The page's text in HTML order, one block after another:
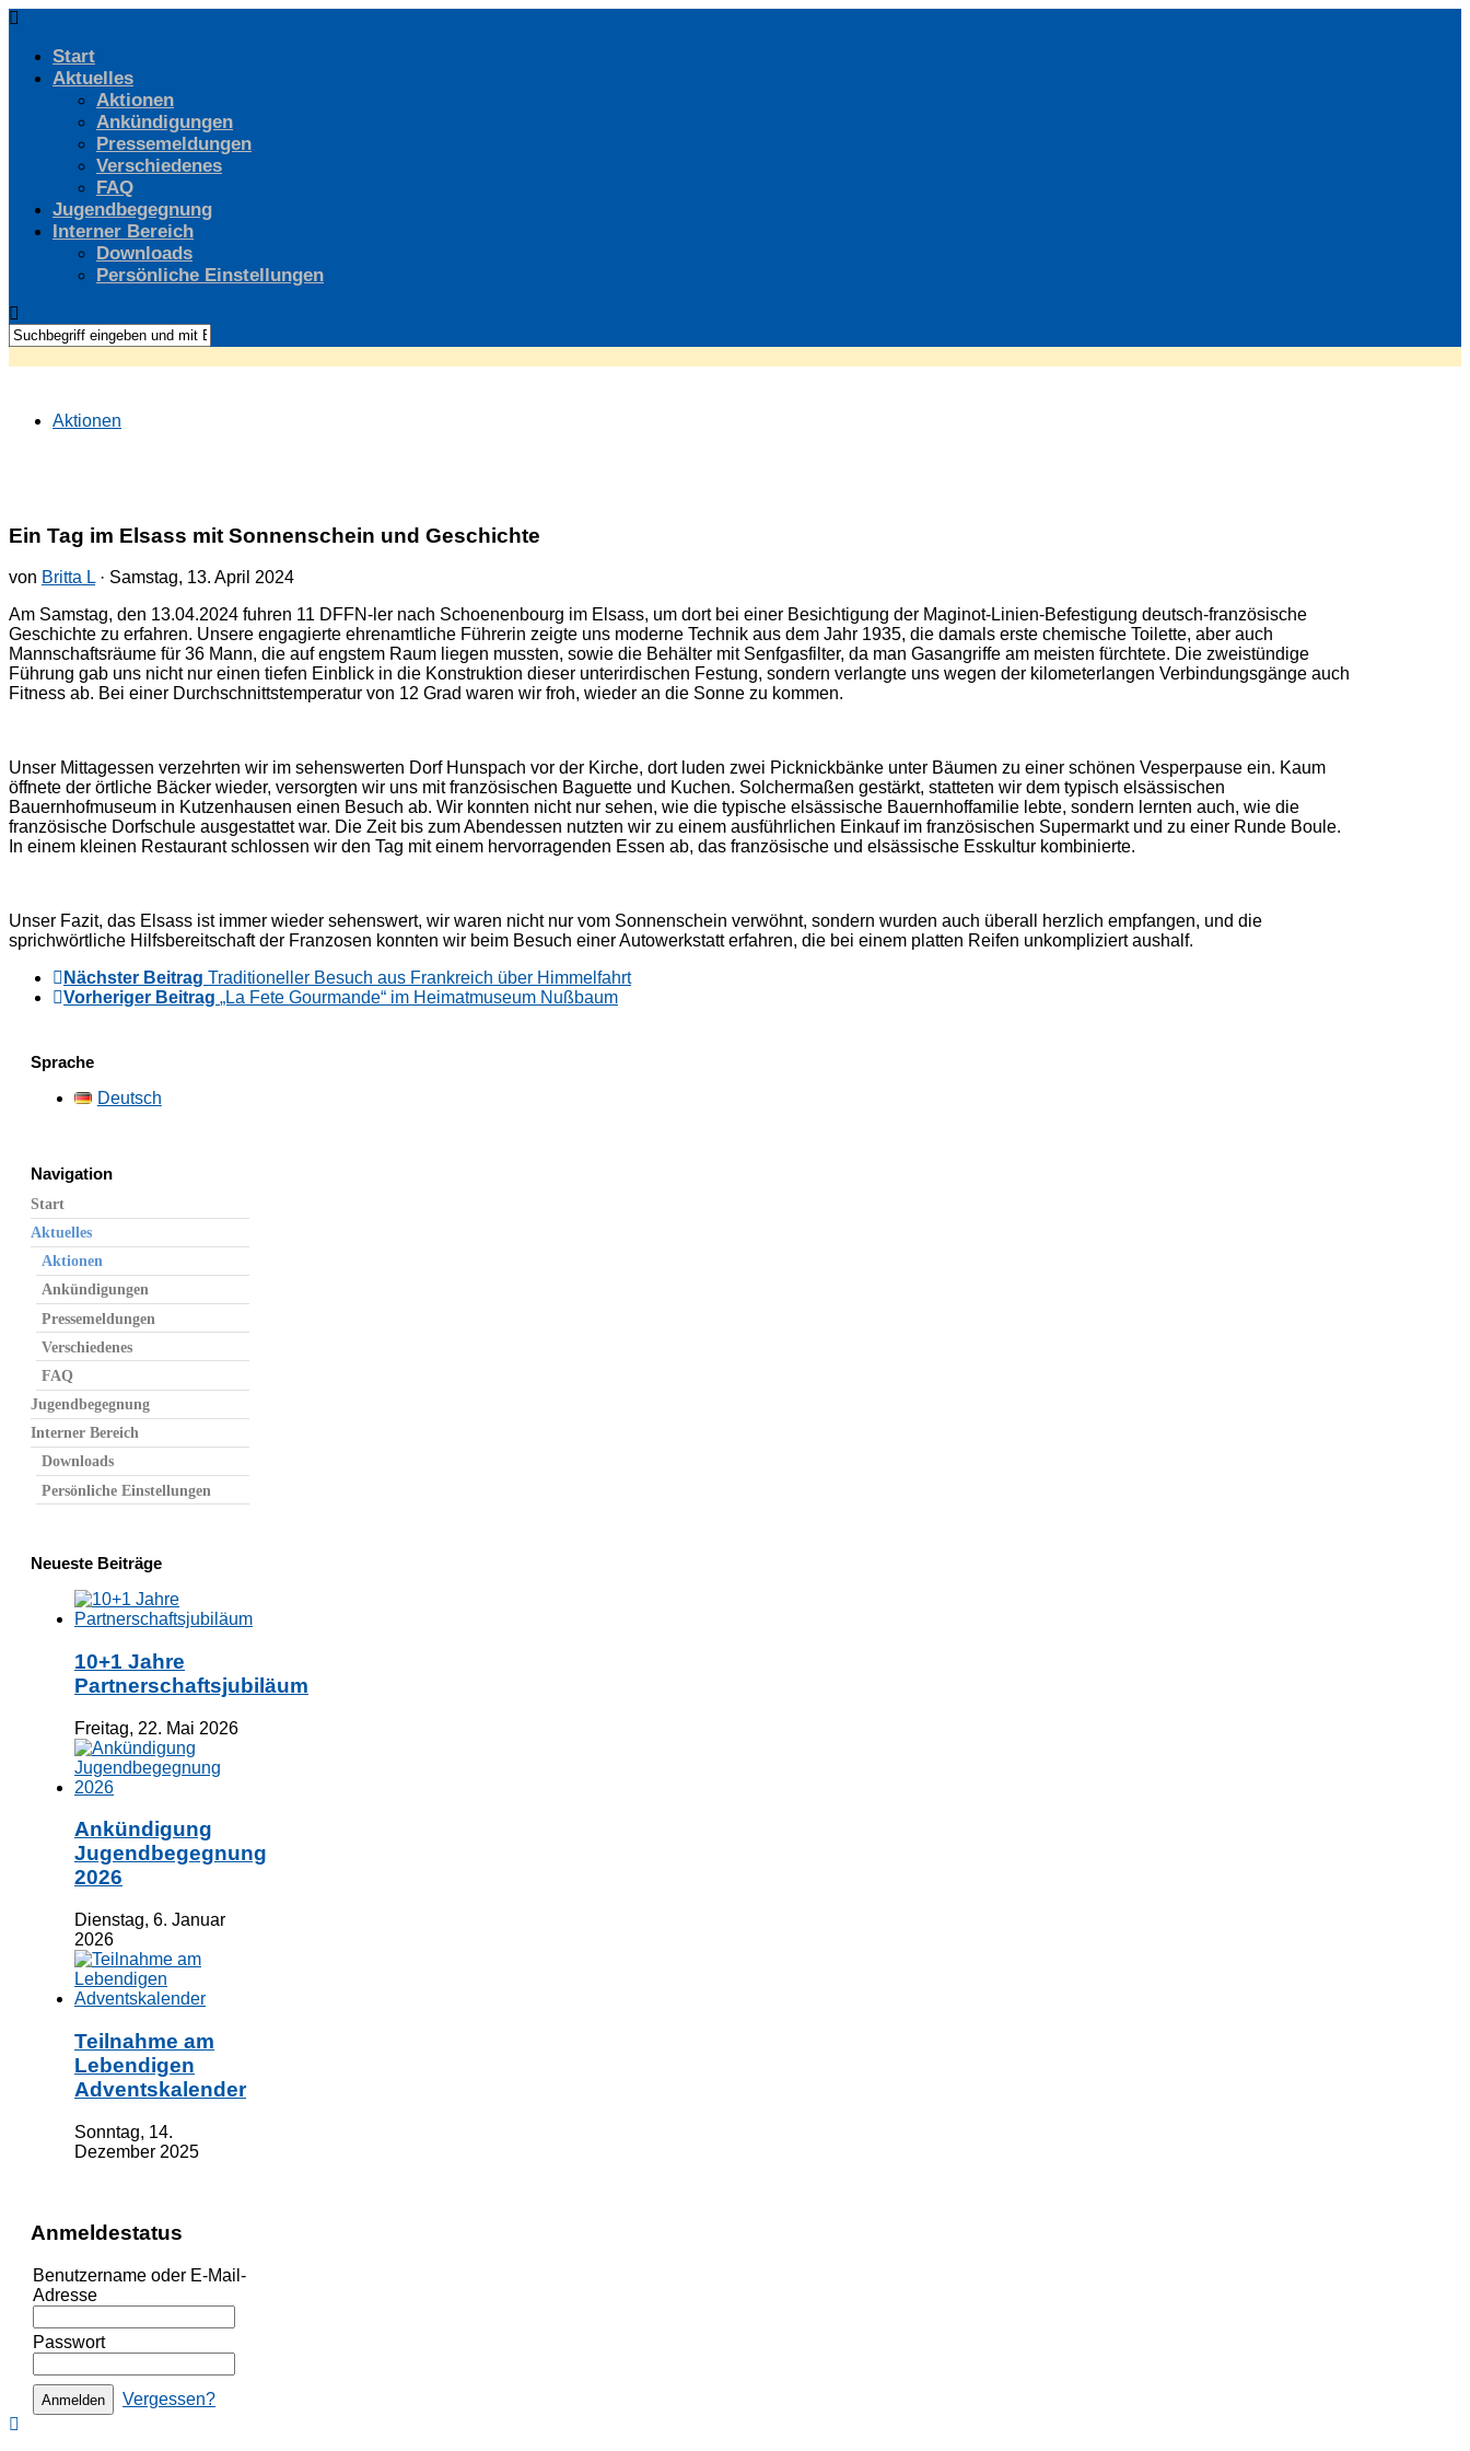
Start
Aktuelles
Aktionen
Ankündigungen
Pressemeldungen
Verschiedenes
FAQ
Jugendbegegnung
Interner Bereich
Downloads
Persönliche Einstellungen
Aktionen
Ein Tag im Elsass mit Sonnenschein und Geschichte
von Britta L· Samstag, 13. April 2024
Am Samstag, den 13.04.2024 fuhren 11 DFFN-ler nach Schoenenbourg im Elsass, um dort bei einer Besichtigung der Maginot-Linien-Befestigung deutsch-französische
Geschichte zu erfahren. Unsere engagierte ehrenamtliche Führerin zeigte uns moderne Technik aus dem Jahr 1935, die damals erste chemische Toilette, aber auch
Mannschaftsräume für 36 Mann, die auf engstem Raum liegen mussten, sowie die Behälter mit Senfgasfilter, da man Gasangriffe am meisten fürchtete. Die zweistündige
Führung gab uns nicht nur einen tiefen Einblick in die Konstruktion dieser unterirdischen Festung, sondern verlangte uns wegen der kilometerlangen Verbindungsgänge auch
Fitness ab. Bei einer Durchschnittstemperatur von 12 Grad waren wir froh, wieder an die Sonne zu kommen.
Unser Mittagessen verzehrten wir im sehenswerten Dorf Hunspach vor der Kirche, dort luden zwei Picknickbänke unter Bäumen zu einer schönen Vesperpause ein. Kaum
öffnete der örtliche Bäcker wieder, versorgten wir uns mit französischen Baguette und Kuchen. Solchermaßen gestärkt, statteten wir dem typisch elsässischen
Bauernhofmuseum in Kutzenhausen einen Besuch ab. Wir konnten nicht nur sehen, wie die typische elsässische Bauernhoffamilie lebte, sondern lernten auch, wie die
französische Dorfschule ausgestattet war. Die Zeit bis zum Abendessen nutzten wir zu einem ausführlichen Einkauf im französischen Supermarkt und zu einer Runde Boule.
In einem kleinen Restaurant schlossen wir den Tag mit einem hervorragenden Essen ab, das französische und elsässische Esskultur kombinierte.
Unser Fazit, das Elsass ist immer wieder sehenswert, wir waren nicht nur vom Sonnenschein verwöhnt, sondern wurden auch überall herzlich empfangen, und die
sprichwörtliche Hilfsbereitschaft der Franzosen konnten wir beim Besuch einer Autowerkstatt erfahren, die bei einem platten Reifen unkompliziert aushalf.
Nächster Beitrag Traditioneller Besuch aus Frankreich über Himmelfahrt
Vorheriger Beitrag „La Fete Gourmande“ im Heimatmuseum Nußbaum
Sprache
Deutsch
Navigation
Start
Aktuelles
Aktionen
Ankündigungen
Pressemeldungen
Verschiedenes
FAQ
Jugendbegegnung
Interner Bereich
Downloads
Persönliche Einstellungen
Neueste Beiträge
10+1 Jahre
Partnerschaftsjubiläum
Freitag, 22. Mai 2026
Ankündigung
Jugendbegegnung
2026
Dienstag, 6. Januar
2026
Teilnahme am
Lebendigen
Adventskalender
Sonntag, 14.
Dezember 2025
Anmeldestatus
Benutzername oder E-Mail-
Adresse
Passwort
Vergessen?